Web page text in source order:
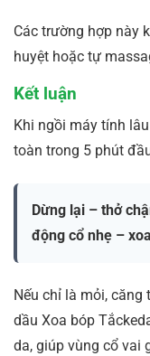
Các trường hợp này
huyệt hoặc tự
Kết luận
Khi ngồi máy tính
toàn trong 5 phút
Dừng lại – thở
động cổ nhẹ –
Nếu chỉ là mỏi,
dầu Xoa bóp
da, giúp vùng cổ vai